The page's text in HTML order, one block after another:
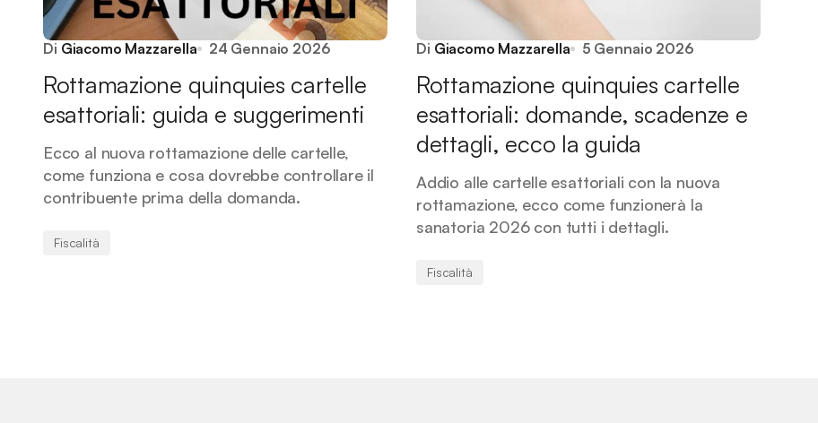
Di Giacomo Mazzarella 24 Gennaio 2026
Rottamazione quinquies cartelle
esattoriali: guida e suggerimenti
Ecco al nuova rottamazione delle cartelle,
come funziona e cosa dovrebbe controllare il
contribuente prima della domanda.
Fiscalità
Di Giacomo Mazzarella 5 Gennaio 2026
Rottamazione quinquies cartelle
esattoriali: domande, scadenze e
dettagli, ecco la guida
Addio alle cartelle esattoriali con la nuova
rottamazione, ecco come funzionerà la
sanatoria 2026 con tutti i dettagli.
Fiscalità